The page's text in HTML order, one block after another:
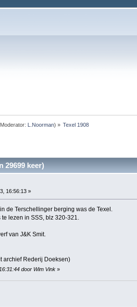
L.Noorman) » Texel 1908
29699 keer)
16:56:13 »
de Terschellinger berging was de Texel.
lezen in SSS, blz 320-321.
van J&K Smit.
archief Rederij Doeksen)
door Wim Vink»